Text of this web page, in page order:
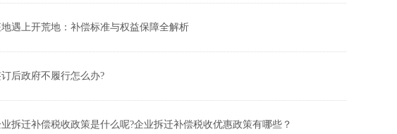
遇上开荒地：补偿标准与权益保障全解析
后政府不履行怎么办?
拆迁补偿税收政策是什么呢?企业拆迁补偿税收优惠政策有哪些？